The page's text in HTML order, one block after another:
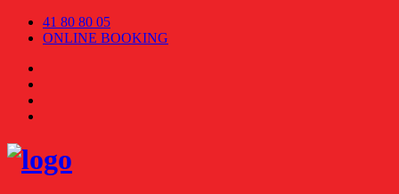
41 80 80 05
ONLINE BOOKING